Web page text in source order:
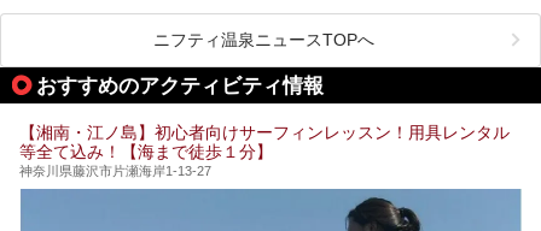
提供元：株式会社西武・プリンスホテルズワールドワイド
【PR】
この記事はザ・プリンス 箱根芦ノ湖のPR記事です。
が楽しめるまさに眺望自慢の日帰り温泉。
そしてここは全24室の「箱根 芦ノ湖畔蛸川温泉 龍宮殿」と
して宿泊もできます。宿泊者は「龍宮殿本館」の営業時間に
加えて、朝6時からの宿泊者専用時間帯にも「龍宮殿本館」
のお風呂が利用できます。
今回は日帰り温泉としての「絶景日帰り温泉 龍宮殿本館
（以下、龍宮殿本館）」と、旅館としての「箱根 芦ノ湖畔
蛸川温泉 龍宮殿（以下、龍宮殿）」の両方の魅力をたっぷ
りお伝えします！
ここは箱根神社、九頭龍神社、白龍神社、箱根元宮と箱根の
4つの神社に囲まれたパワースポットです。
ニフティ温泉ニュースTOPへ
おすすめのアクティビティ情報
【湘南・江ノ島】初心者向けサーフィンレッスン！用具レンタル
等全て込み！【海まで徒歩１分】
神奈川県藤沢市片瀬海岸1-13-27